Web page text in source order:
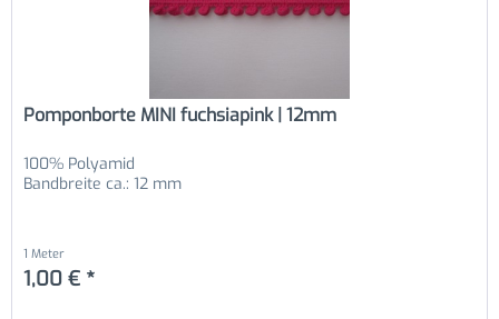
Pomponborte MINI fuchsiapink | 12mm
100% Polyamid
Bandbreite ca.: 12 mm
1 Meter
1,00 € *